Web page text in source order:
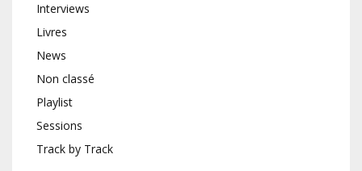
Interviews
Livres
News
Non classé
Playlist
Sessions
Track by Track